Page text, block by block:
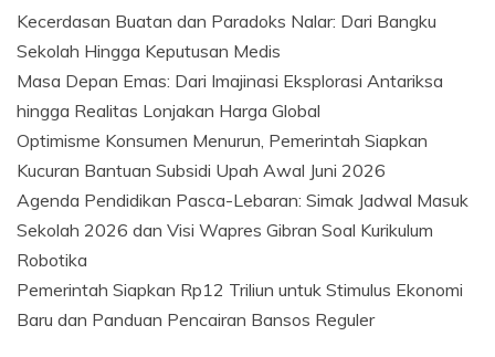
Kecerdasan Buatan dan Paradoks Nalar: Dari Bangku
Sekolah Hingga Keputusan Medis
Masa Depan Emas: Dari Imajinasi Eksplorasi Antariksa
hingga Realitas Lonjakan Harga Global
Optimisme Konsumen Menurun, Pemerintah Siapkan
Kucuran Bantuan Subsidi Upah Awal Juni 2026
Agenda Pendidikan Pasca-Lebaran: Simak Jadwal Masuk
Sekolah 2026 dan Visi Wapres Gibran Soal Kurikulum
Robotika
Pemerintah Siapkan Rp12 Triliun untuk Stimulus Ekonomi
Baru dan Panduan Pencairan Bansos Reguler